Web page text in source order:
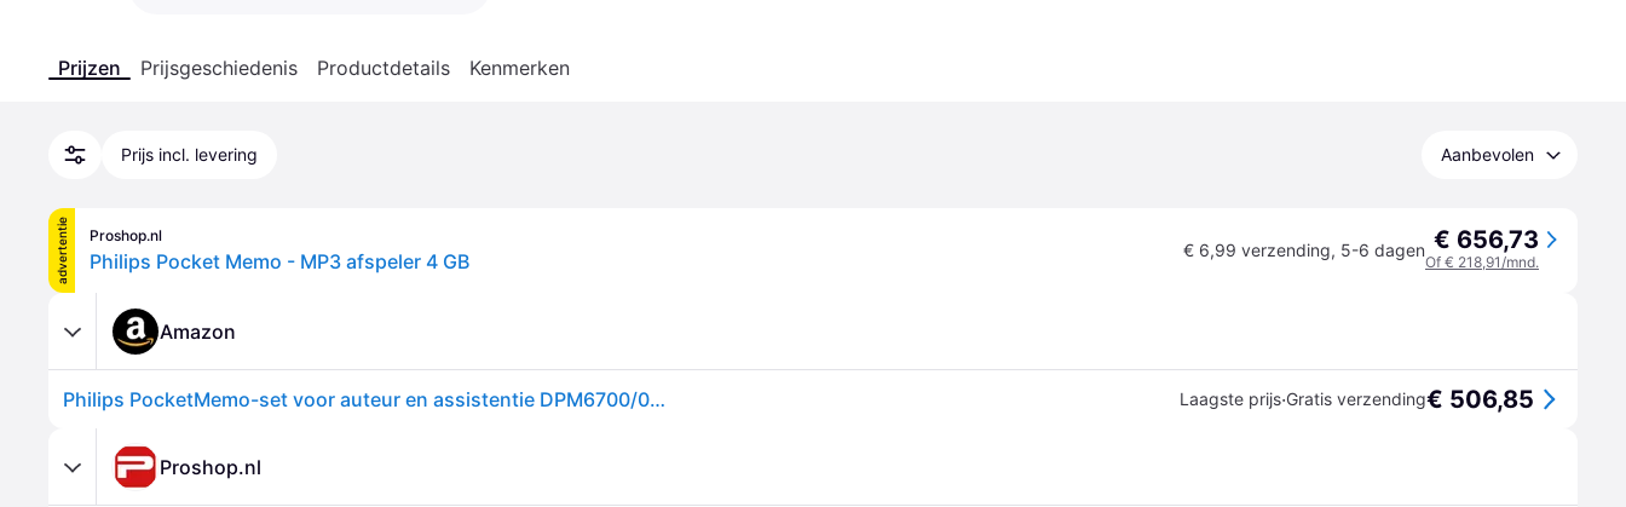
Prijzen Prijsgeschiedenis Productdetails Kenmerken
Prijs incl. levering Aanbevolen
advertentie Proshop.nl
Philips Pocket Memo - MP3 afspeler 4 GB € 6,99 verzending, 5-6 dagen € 656,73
Of € 218,91/mnd.
Amazon
Philips PocketMemo-set voor auteur en assistentie DPM6700/03 bevat voicerecorder DPM6000, voetschakelaar ACC2330, stereo-onderkin-hoofdtelefoon LFH0334 en SpeechExec Basic dicteer- en afspeelsoftware Laagste prijs·Gratis verzending€ 506,85
Proshop.nl